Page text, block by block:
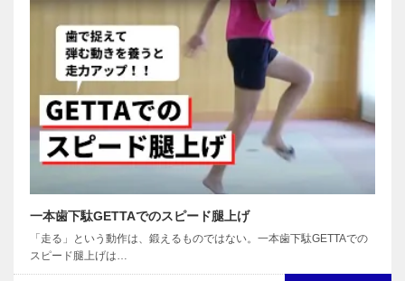
一本歯下駄GETTAでのスピード腿上げ
「走る」という動作は、鍛えるものではない。一本歯下駄GETTAでの
スピード腿上げは…